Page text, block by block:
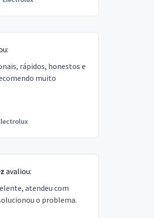
rápidos, honestos e
muito
avaliou:
atendeu com
o problema.